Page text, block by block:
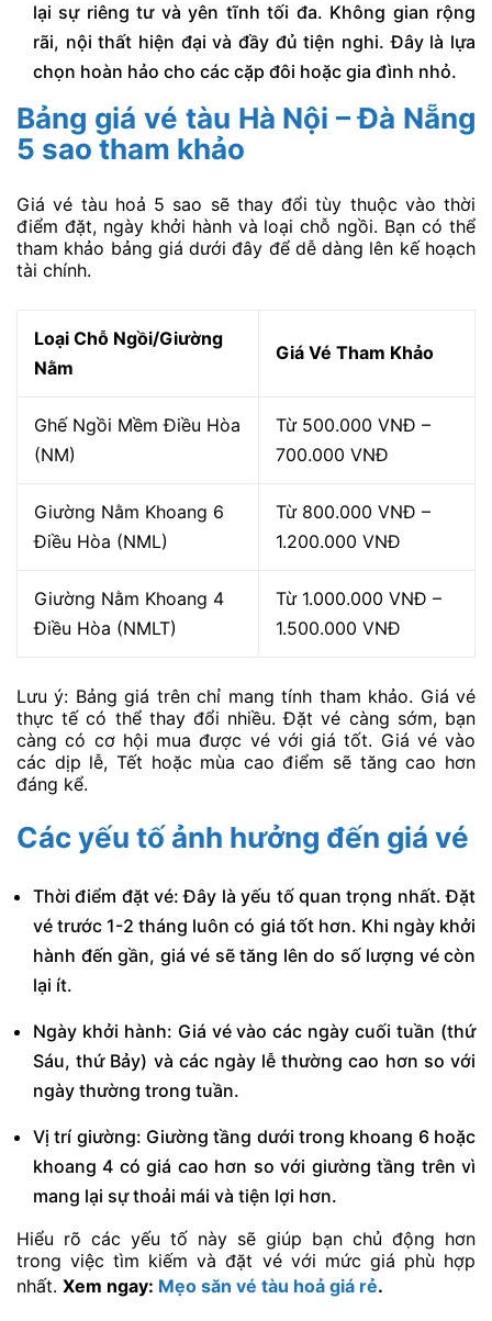
lại sự riêng tư và yên tĩnh tối đa. Không gian rộng
rãi, nội thất hiện đại và đầy đủ tiện nghi. Đây là lựa
chọn hoàn hảo cho các cặp đôi hoặc gia đình nhỏ.
Bảng giá vé tàu Hà Nội – Đà Nẵng
5 sao tham khảo
Giá vé tàu hoả 5 sao sẽ thay đổi tùy thuộc vào thời
điểm đặt, ngày khởi hành và loại chỗ ngồi. Bạn có thể
tham khảo bảng giá dưới đây để dễ dàng lên kế hoạch
tài chính.
Loại Chỗ Ngồi/Giường
Nằm
Giá Vé Tham Khảo
Ghế Ngồi Mềm Điều Hòa
(NM)
Từ 500.000 VNĐ –
700.000 VNĐ
Giường Nằm Khoang 6
Điều Hòa (NML)
Từ 800.000 VNĐ –
1.200.000 VNĐ
Giường Nằm Khoang 4
Điều Hòa (NMLT)
Từ 1.000.000 VNĐ –
1.500.000 VNĐ
Lưu ý: Bảng giá trên chỉ mang tính tham khảo. Giá vé
thực tế có thể thay đổi nhiều. Đặt vé càng sớm, bạn
càng có cơ hội mua được vé với giá tốt. Giá vé vào
các dịp lễ, Tết hoặc mùa cao điểm sẽ tăng cao hơn
đáng kể.
Các yếu tố ảnh hưởng đến giá vé
Thời điểm đặt vé: Đây là yếu tố quan trọng nhất. Đặt
vé trước 1-2 tháng luôn có giá tốt hơn. Khi ngày khởi
hành đến gần, giá vé sẽ tăng lên do số lượng vé còn
lại ít.
Ngày khởi hành: Giá vé vào các ngày cuối tuần (thứ
Sáu, thứ Bảy) và các ngày lễ thường cao hơn so với
ngày thường trong tuần.
Vị trí giường: Giường tầng dưới trong khoang 6 hoặc
khoang 4 có giá cao hơn so với giường tầng trên vì
mang lại sự thoải mái và tiện lợi hơn.
Hiểu rõ các yếu tố này sẽ giúp bạn chủ động hơn
trong việc tìm kiếm và đặt vé với mức giá phù hợp
nhất. Xem ngay: Mẹo săn vé tàu hoả giá rẻ.